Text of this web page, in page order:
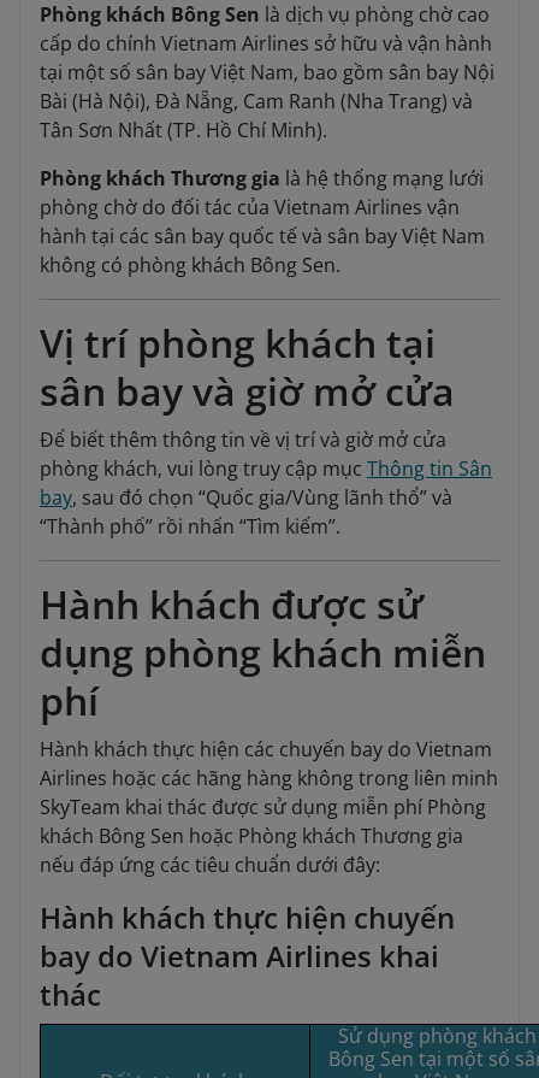
Phòng khách Bông Sen là dịch vụ phòng chờ cao
cấp do chính Vietnam Airlines sở hữu và vận hành
tại một số sân bay Việt Nam, bao gồm sân bay Nội
Bài (Hà Nội), Đà Nẵng, Cam Ranh (Nha Trang) và
Tân Sơn Nhất (TP. Hồ Chí Minh).
Phòng khách Thương gia là hệ thống mạng lưới
phòng chờ do đối tác của Vietnam Airlines vận
hành tại các sân bay quốc tế và sân bay Việt Nam
không có phòng khách Bông Sen.
Vị trí phòng khách tại
sân bay và giờ mở cửa
Để biết thêm thông tin về vị trí và giờ mở cửa
phòng khách, vui lòng truy cập mục Thông tin Sân
bay, sau đó chọn “Quốc gia/Vùng lãnh thổ” và
“Thành phố” rồi nhấn “Tìm kiếm”.
Hành khách được sử
dụng phòng khách miễn
phí
Hành khách thực hiện các chuyến bay do Vietnam
Airlines hoặc các hãng hàng không trong liên minh
SkyTeam khai thác được sử dụng miễn phí Phòng
khách Bông Sen hoặc Phòng khách Thương gia
nếu đáp ứng các tiêu chuẩn dưới đây:
Hành khách thực hiện chuyến
bay do Vietnam Airlines khai
thác
Sử dụng phòng khách
Bông Sen tại một số